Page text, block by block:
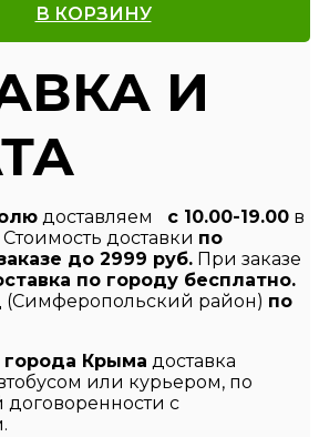
В КОРЗИНУ
И
доставляем с 10.00-19.00 в
доставки по
до 2999 руб. При заказе
по городу бесплатно.
(Симферопольский район) по
Крыма доставка
или курьером, по
с